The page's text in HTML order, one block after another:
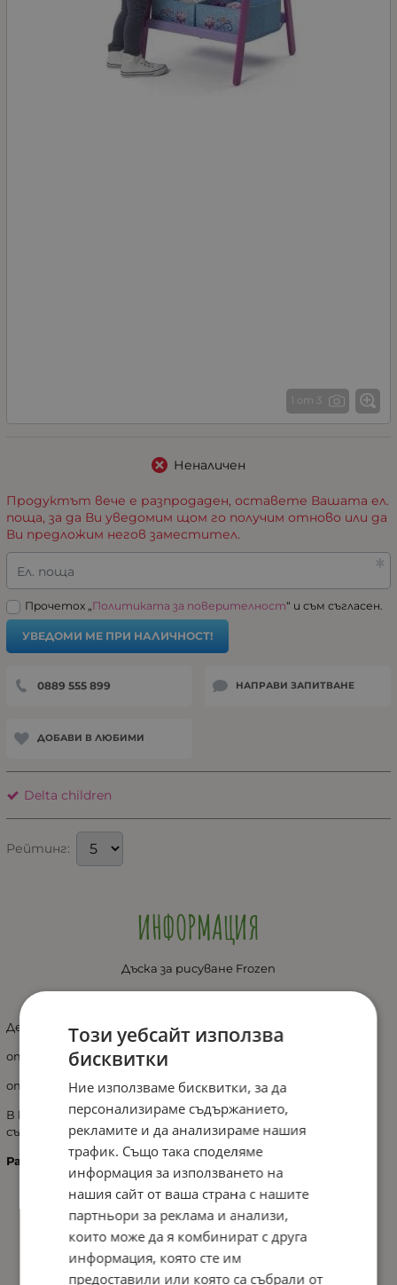
1 от 3
Неналичен
Продуктът вече е разпродаден, оставете Вашата ел.
поща, за да Ви уведомим щом го получим отново или да
Ви предложим негов заместител.
Ел. поща
Прочетох „Политиката за поверителност“ и съм съгласен.
УВЕДОМИ МЕ ПРИ НАЛИЧНОСТ!
0889 555 899 НАПРАВИ ЗАПИТВАНЕ
ДОБАВИ В ЛЮБИМИ
Delta children
Рейтинг:
ИНФОРМАЦИЯ
Дъска за рисуване Frozen
Детска дъска за писане:
от едната страна- магнитна повърхност
от другата - черна дъска
В комплекта са включени магнитна азбука и 2 кутии за
съхранение на принадлежности.
Размери: в-118см, ш-55см, д-52.5 см
Този уебсайт използва
бисквитки
Ние използваме бисквитки, за да
персонализираме съдържанието,
рекламите и да анализираме нашия
трафик. Също така споделяме
информация за използването на
нашия сайт от ваша страна с нашите
партньори за реклама и анализи,
които може да я комбинират с друга
информация, която сте им
предоставили или която са събрали от